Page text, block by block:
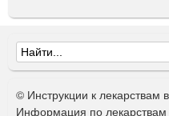
Ф
о
р
© Инструкции к
Информация по лекарствам